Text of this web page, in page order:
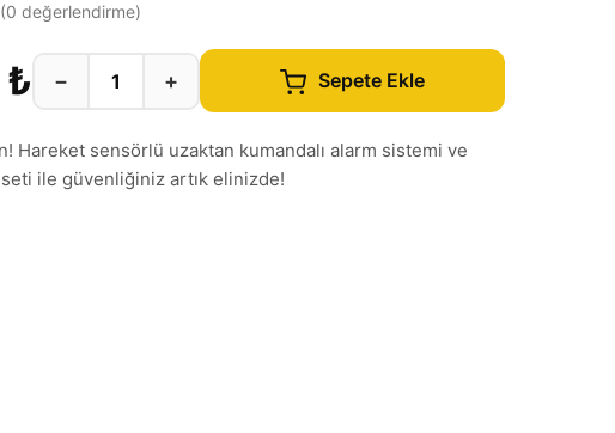
0 değerlendirme)
− + Sepete Ekle
Hareket sensörlü uzaktan kumandalı alarm sistemi ve
ile güvenliğiniz artık elinizde!